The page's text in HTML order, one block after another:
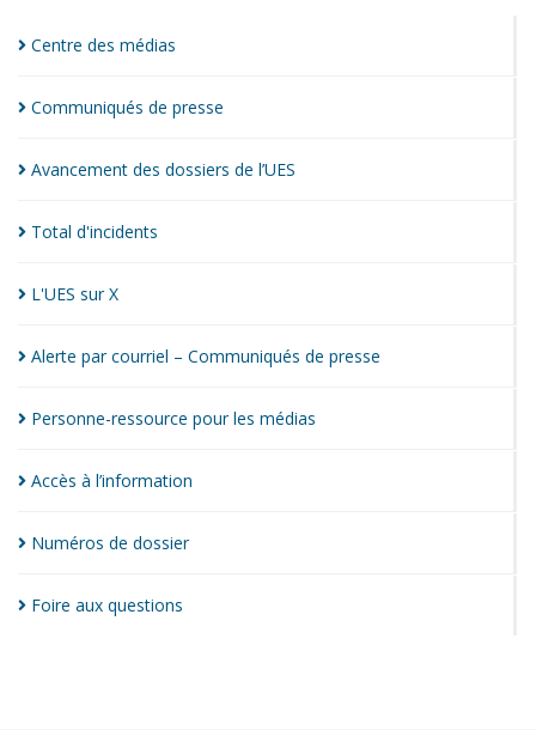
Centre des médias
Communiqués de presse
Avancement des dossiers de l’UES
Total d'incidents
L'UES surX
Alerte par courriel – Communiqués de presse
Personne-ressource pour les médias
Accès à l’information
Numéros de dossier
Foire aux questions